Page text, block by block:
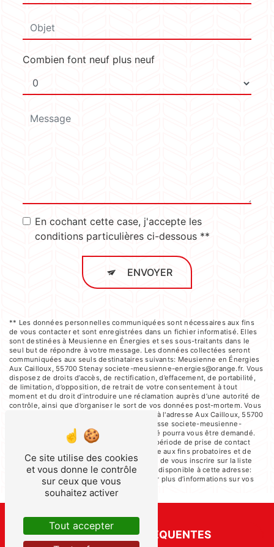
Combien font neuf plus neuf
En cochant cette case, j'accepte les
conditions particulières ci-dessous **
ENVOYER
** Les données personnelles communiquées sont nécessaires aux fins
de vous contacter et sont enregistrées dans un fichier informatisé. Elles
sont destinées à Meusienne en Énergies et ses sous-traitants dans le
seul but de répondre à votre message. Les données collectées seront
communiquées aux seuls destinataires suivants: Meusienne en Énergies
Aux Cailloux, 55700 Stenay societe-meusienne-energies@orange.fr. Vous
disposez de droits d’accès, de rectification, d’effacement, de portabilité,
de limitation, d’opposition, de retrait de votre consentement à tout
moment et du droit d’introduire une réclamation auprès d’une autorité de
contrôle, ainsi que d’organiser le sort de vos données post-mortem. Vous
pouvez exercer ces droits par voie postale à l'adresse Aux Cailloux, 55700
Stenay ou par courrier électronique à l'adresse societe-meusienne-
energies@orange.fr. Un justificatif d'identité pourra vous être demandé.
Nous conservons vos données pendant la période de prise de contact
puis pendant la durée de prescription légale aux fins probatoires et de
gestion des contentieux. Vous avez le droit de vous inscrire sur la liste
d'opposition au démarchage téléphonique, disponible à cette adresse:
Bloctel.gouv.fr . Consultez le site cnil.fr pour plus d’informations sur vos
RECHERCHES FRÉQUENTES
Ce site utilise des cookies
et vous donne le contrôle
sur ceux que vous
souhaitez activer
Tout accepter